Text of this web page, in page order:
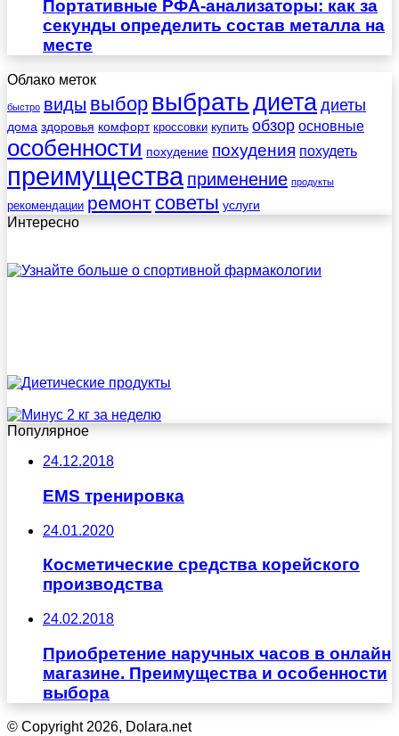
Портативные РФА-анализаторы: как за
секунды определить состав металла на
месте
Облако меток
быстро виды выбор выбратьдиета диеты
дома здоровья комфорт кроссовки купить обзор основные
особенности похудение похудения похудеть
преимущества применение продукты
рекомендации ремонт советы услуги
Интересно
Популярное
24.12.2018
EMS тренировка
24.01.2020
Косметические средства корейского
производства
24.02.2018
Приобретение наручных часов в онлайн
магазине. Преимущества и особенности
выбора
© Copyright 2026, Dolara.net